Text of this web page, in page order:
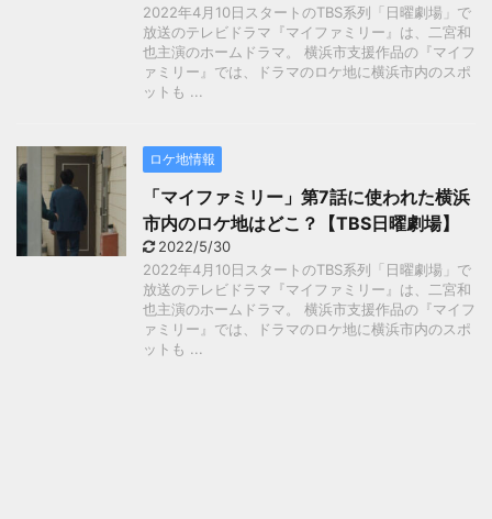
2022年4月10日スタートのTBS系列「日曜劇場」で
放送のテレビドラマ『マイファミリー』は、二宮和
也主演のホームドラマ。 横浜市支援作品の『マイフ
ァミリー』では、ドラマのロケ地に横浜市内のスポ
ットも ...
ロケ地情報
「マイファミリー」第7話に使われた横浜
市内のロケ地はどこ？【TBS日曜劇場】
2022/5/30
2022年4月10日スタートのTBS系列「日曜劇場」で
放送のテレビドラマ『マイファミリー』は、二宮和
也主演のホームドラマ。 横浜市支援作品の『マイフ
ァミリー』では、ドラマのロケ地に横浜市内のスポ
ットも ...